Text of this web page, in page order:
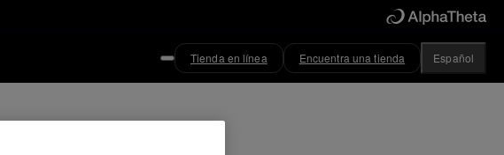
Tienda en línea Encuentra una tienda Español